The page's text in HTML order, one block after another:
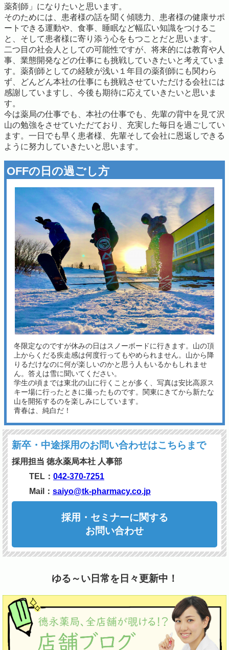
薬剤師」になりたいと思います。
そのためには、患者様の話を聞く傾聴力、患者様の健康サポ
ートできる運動や、食事、睡眠など幅広い知識をつけるこ
と、そして患者様に寄り添う心をもつことだと思います。
二つ目の社会人としての可能性ですが、将来的には教育や人
事、業態開発などの仕事にも挑戦していきたいと考えていま
す。薬剤師としての経験が浅い１年目の薬剤師にも関わら
ず、どんどん本社の仕事にも挑戦させていただける会社には
感謝していますし、今後も期待に応えていきたいと思いま
す。
今は薬局の仕事でも、本社の仕事でも、先輩の背中を見て沢
山の勉強をさせていただており、充実した毎日を過ごしてい
ます。一日でも早く患者様、先輩そして会社に恩返しできる
ように努力していきたいと思います。
OFFの日の過ごし方
冬限定なのですが休みの日はスノーボードに行きます。山の頂
上からくだる疾走感は何度行ってもやめられません。山から降
りるだけなのに何が楽しいのかと思う人もいるかもしれませ
ん。答えは雪に聞いてください。
学生の頃までは東北の山に行くことが多く、写真は安比高原ス
キー場に行ったときに撮ったものです。関東にきてから新たな
山を開拓するのを楽しみにしています。
青春は、純白だ！
新卒・中途採用のお問い合わせはこちらまで
採用担当 徳永薬局本社 人事部
TEL： 042-370-7251
Mail： saiyo@tk-pharmacy.co.jp
採用・セミナーに関する
お問い合わせ
ゆる～い日常を日々更新中！